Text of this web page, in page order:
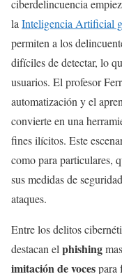
ciberdelincuencia
laInteligencia Artificial
permiten a los
difíciles de detectar, lo
usuarios. El profesor
automatización y el
convierte en una
fines ilícitos. Este
como para particulares,
sus medidas de
ataques.
Entre los delitos
destacan elphishing
imitación de vocespara